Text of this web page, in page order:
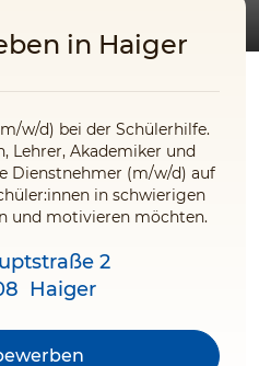
in Haiger
w/d) bei der Schülerhilfe.
Lehrer, Akademiker und
Dienstnehmer (m/w/d) auf
in schwierigen
und motivieren möchten.
2
Haiger